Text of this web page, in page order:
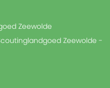
Zeewolde
Zeewolde -